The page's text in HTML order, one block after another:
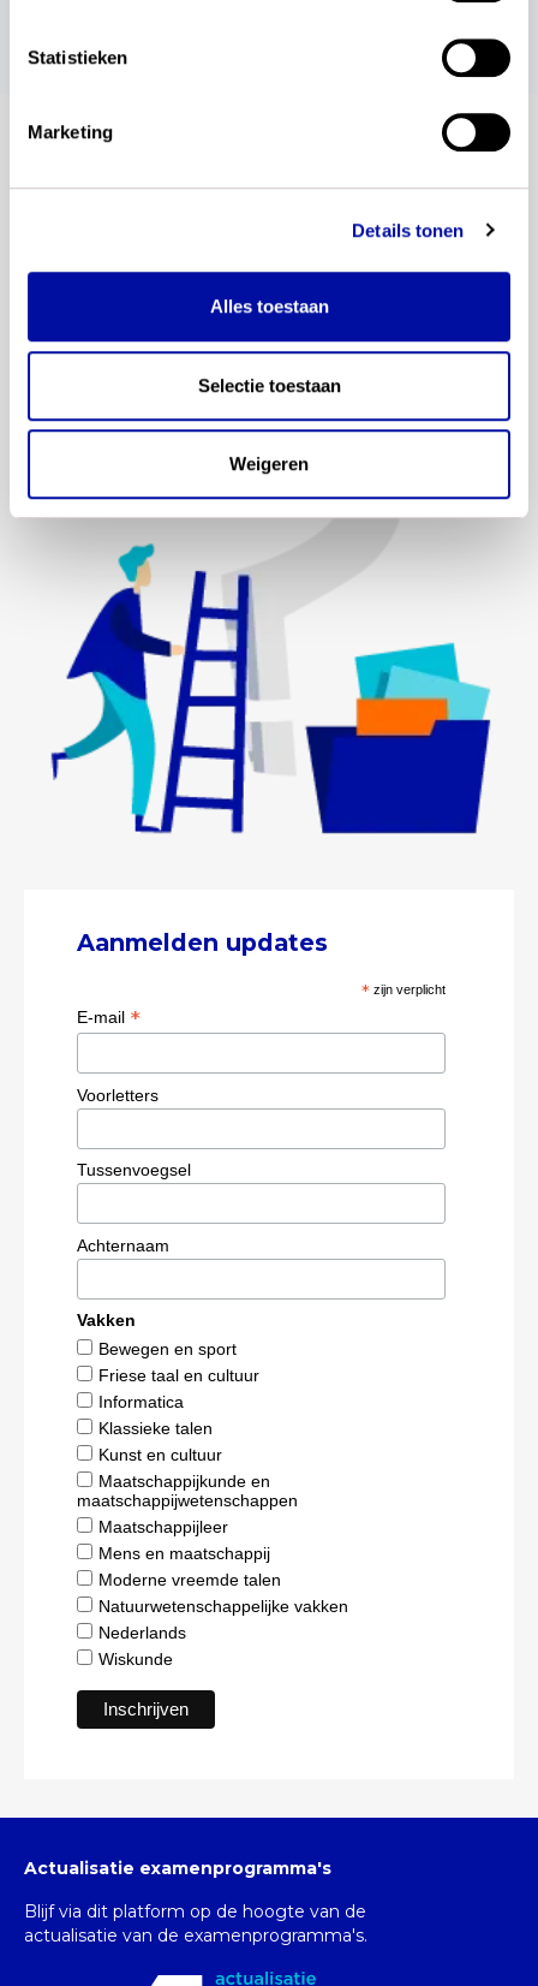
Statistieken
Marketing
Details tonen
Alles toestaan
Selectie toestaan
Weigeren
Altijd als eerste op de hoogte van de laatste
als wij een nieuwsbericht plaatsen.
Aanmelden updates
* zijn verplicht
E-mail *
Voorletters
Tussenvoegsel
Achternaam
Vakken
Bewegen en sport
Friese taal en cultuur
Informatica
Klassieke talen
Kunst en cultuur
Maatschappijkunde en
maatschappijwetenschappen
Maatschappijleer
Mens en maatschappij
Moderne vreemde talen
Natuurwetenschappelijke vakken
Nederlands
Wiskunde
Actualisatie examenprogramma's
Blijf via dit platform op de hoogte van de
actualisatie van de examenprogramma's.